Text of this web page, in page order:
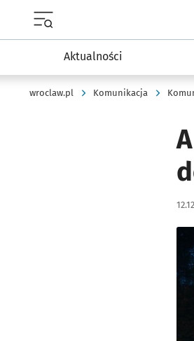
Aktualności
wroclaw.pl Komunikacja